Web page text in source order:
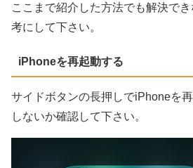
ここまで紹介した方法でも解決で
考にして下さい。
iPhoneを再起動する
サイドボタンの長押しでiPhoneを
しないか確認して下さい。